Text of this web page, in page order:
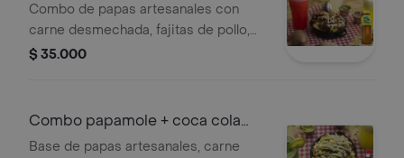
tea limón
Combo de papas artesanales con
carne desmechada, fajitas de pollo,
tocineta y queso, acompañado de
$ 35.000
Combo papamole + coca cola
personal
Base de papas artesanales, carne